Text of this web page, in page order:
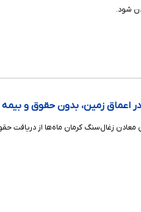
شود.
اعماق زمین، بدون حقوق و بیمه
زغال‌سنگ کرمان ماه‌ها از دریافت